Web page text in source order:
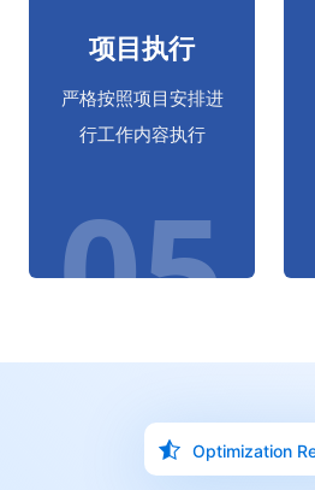
项目执行
严格按照项目安排进
行工作内容执行
05
Optimization